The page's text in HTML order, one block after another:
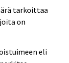
tarkoittaa
on
eli